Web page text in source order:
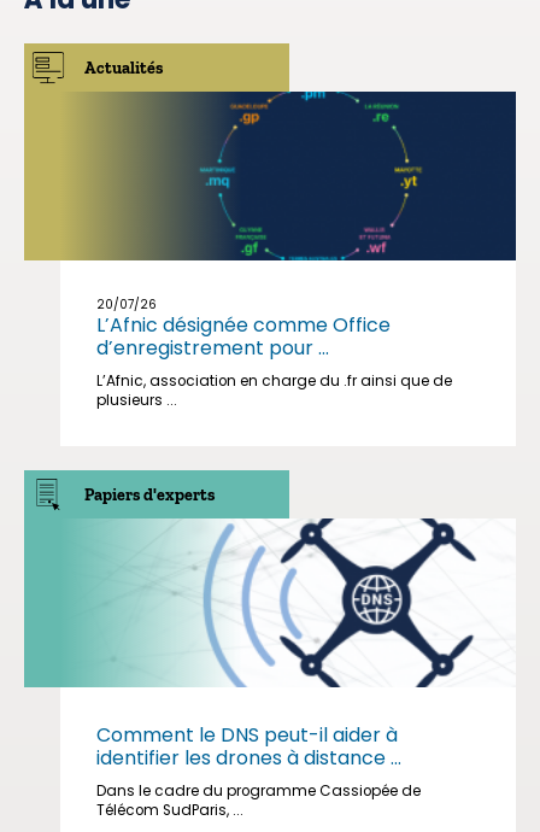
Actualités
20/07/26
L’Afnic désignée comme Office
d’enregistrement pour ...
L’Afnic, association en charge du .fr ainsi que de
plusieurs ...
Papiers d'experts
Comment le DNS peut-il aider à
identifier les drones à distance ...
Dans le cadre du programme Cassiopée de
Télécom SudParis, ...